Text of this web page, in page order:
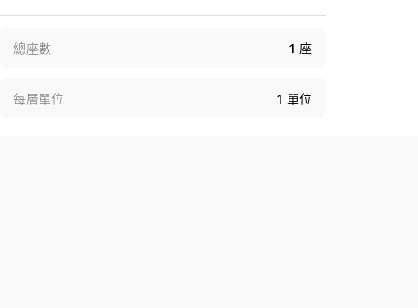
總座數 1 座
每層單位 1 單位